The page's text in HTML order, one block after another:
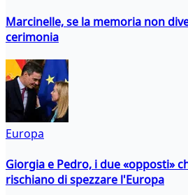
Marcinelle, se la memoria non
cerimonia
Europa
Giorgia e Pedro, i due «opposti»
rischiano di spezzare l'Europa